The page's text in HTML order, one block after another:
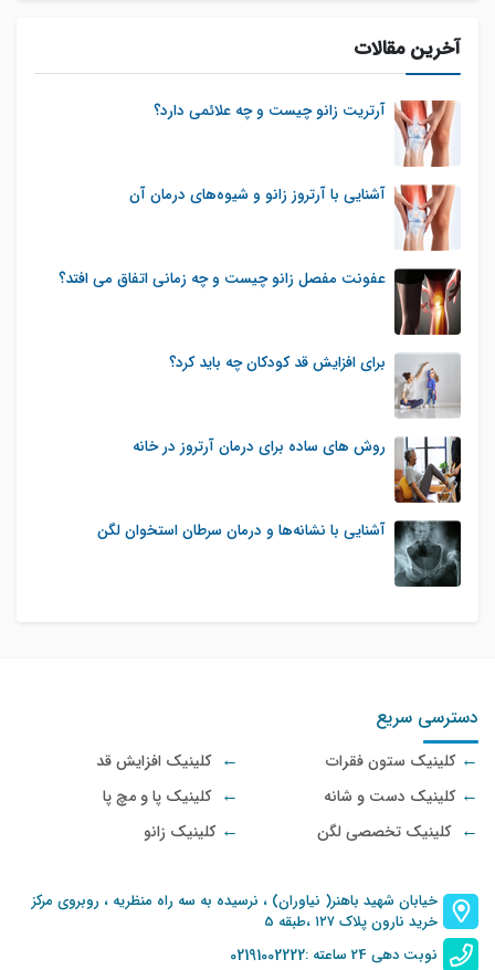
آخرین مقالات
آرتریت زانو چیست و چه علائمی دارد؟
آشنایی با آرتروز زانو و شیوه‌های درمان آن
عفونت مفصل زانو چیست و چه زمانی اتفاق می افتد؟
برای افزایش قد کودکان چه باید کرد؟
روش های ساده برای درمان آرتروز در خانه
آشنایی با نشانه‌ها و درمان سرطان استخوان لگن
دسترسی سریع
کلینیک ستون فقرات
کلینیک دست و شانه
کلینیک تخصصی لگن
کلینیک افزایش قد
کلینیک پا و مچ پا
کلینیک زانو
خیابان شهید باهنر( نیاوران) ، نرسیده به سه راه منظریه ، روبروی مرکز
خرید نارون پلاک ۱۲۷ ،طبقه 5
نوبت دهی 24 ساعته :
02191002222